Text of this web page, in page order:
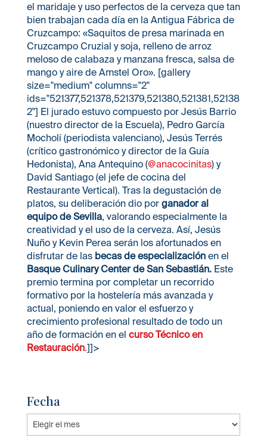
el maridaje y uso perfectos de la cerveza que tan
bien trabajan cada día en la Antigua Fábrica de
Cruzcampo: «Saquitos de presa marinada en
Cruzcampo Cruzial y soja, relleno de arroz
meloso de calabaza y manzana fresca, salsa de
mango y aire de Amstel Oro». [gallery
size="medium" columns="2"
ids="521377,521378,521379,521380,521381,52138
2"] El jurado estuvo compuesto por Jesús Barrio
(nuestro director de la Escuela), Pedro García
Mocholí (periodista valenciano), Jesús Terrés
(crítico gastronómico y director de la Guía
Hedonista), Ana Antequino (@anacocinitas) y
David Santiago (el jefe de cocina del
Restaurante Vertical). Tras la degustación de
platos, su deliberación dio por ganador al
equipo de Sevilla, valorando especialmente la
creatividad y el uso de la cerveza. Así, Jesús
Nuño y Kevin Perea serán los afortunados en
disfrutar de las becas de especializaciónen el
Basque Culinary Center de San Sebastián.Este
premio termina por completar un recorrido
formativo por la hostelería más avanzada y
actual, poniendo en valor el esfuerzo y
crecimiento profesional resultado de todo un
año de formación en el curso Técnico en
Restauración.]]>
Fecha
Fecha